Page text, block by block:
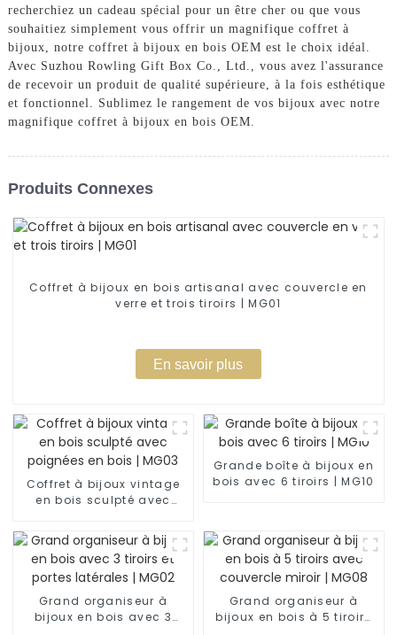
recherchiez un cadeau spécial pour un être cher ou que vous
souhaitiez simplement vous offrir un magnifique coffret à
bijoux, notre coffret à bijoux en bois OEM est le choix idéal.
Avec Suzhou Rowling Gift Box Co., Ltd., vous avez l'assurance
de recevoir un produit de qualité supérieure, à la fois esthétique
et fonctionnel. Sublimez le rangement de vos bijoux avec notre
magnifique coffret à bijoux en bois OEM.
Produits Connexes
Coffret à bijoux en bois artisanal avec couvercle en
verre et trois tiroirs | MG01
En savoir plus
Coffret à bijoux vintage
en bois sculpté avec
Grande boîte à bijoux en
bois avec 6 tiroirs | MG10
Grand organiseur à
bijoux en bois avec 3
Grand organiseur à
bijoux en bois à 5 tiroirs